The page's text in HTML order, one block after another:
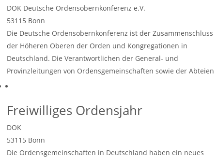
DOK Deutsche Ordensobernkonferenz e.V.
53115 Bonn
Die Deutsche Ordensobernkonferenz ist der Zusammenschluss
der Höheren Oberen der Orden und Kongregationen in
Deutschland. Die Verantwortlichen der General- und
Provinzleitungen von Ordensgemeinschaften sowie der Abteien
und selbständigen Einzelklöster in
Freiwilliges Ordensjahr
DOK
53115 Bonn
Die Ordensgemeinschaften in Deutschland haben ein neues